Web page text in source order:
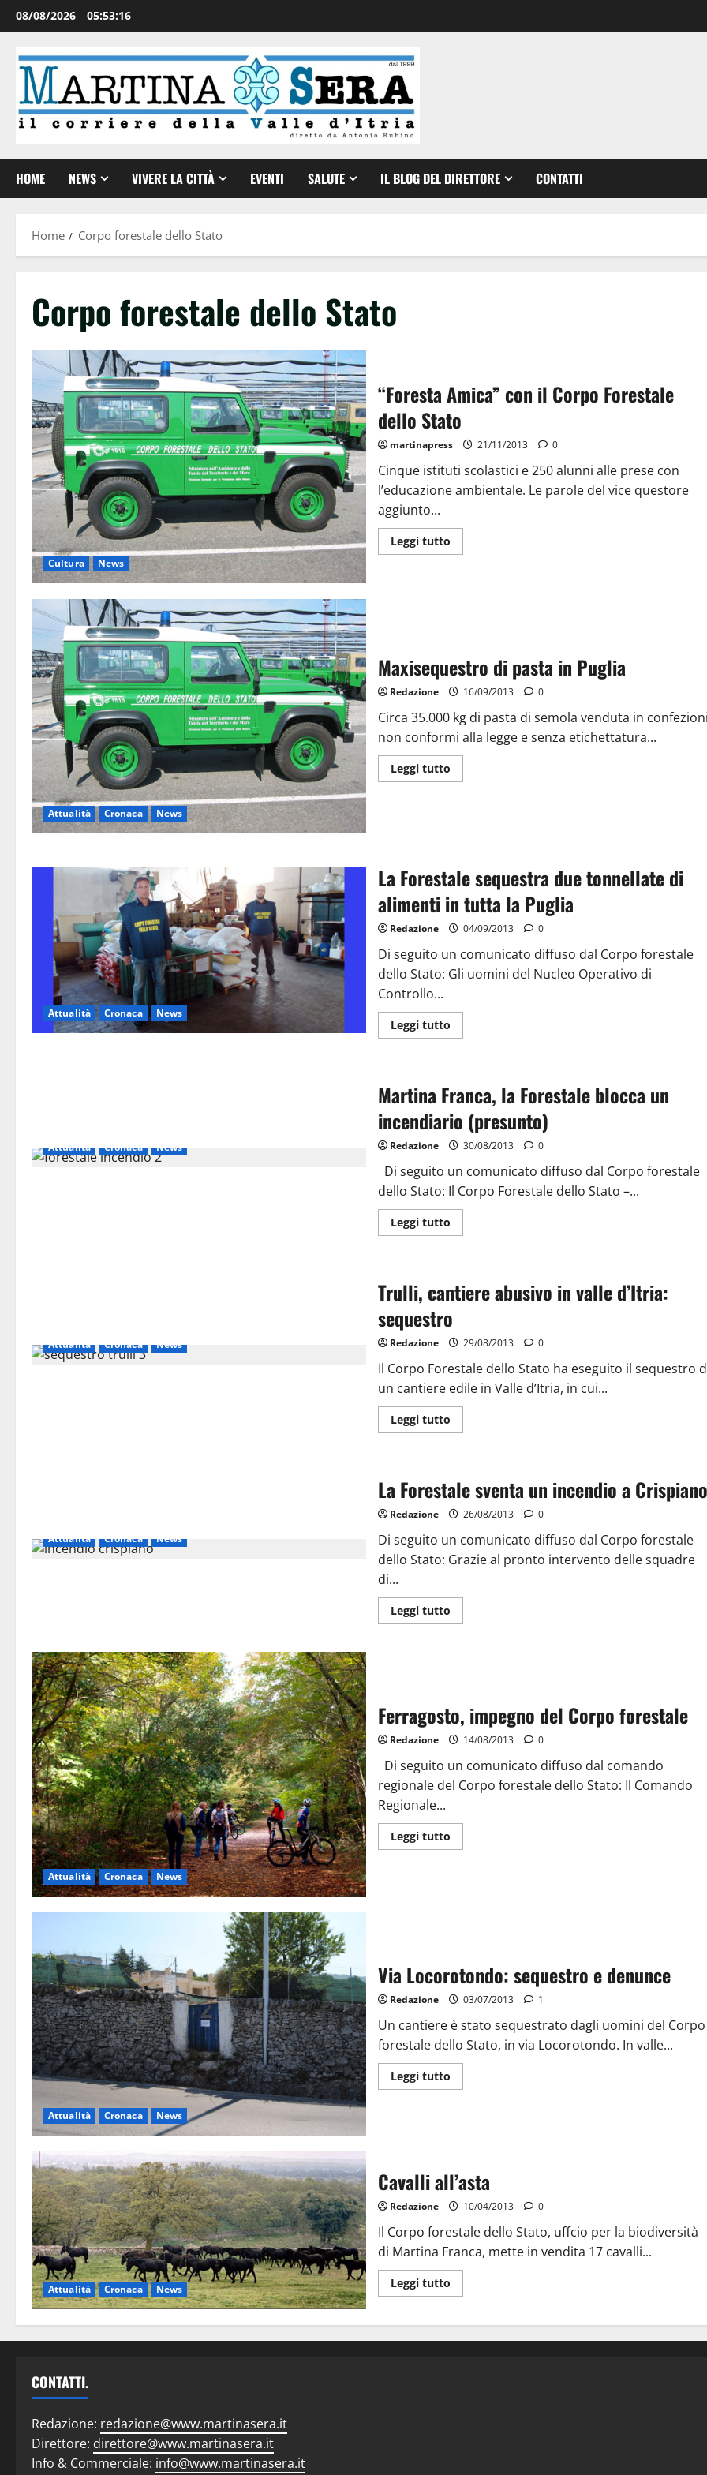
08/08/2026 05:53:16
HOME NEWS VIVERE LA CITTÀ EVENTI SALUTE IL BLOG DEL DIRETTORE CONTATTI
Home Corpo forestale dello Stato
Corpo forestale dello Stato
Cultura News
“Foresta Amica” con il Corpo Forestale
dello Stato
martinapress 21/11/2013 0
Cinque istituti scolastici e 250 alunni alle prese con
l’educazione ambientale. Le parole del vice questore
aggiunto...
Leggi tutto
Attualità Cronaca News
Maxisequestro di pasta in Puglia
Redazione 16/09/2013 0
Circa 35.000 kg di pasta di semola venduta in
non conformi alla legge e senza etichettatura...
Leggi tutto
Attualità Cronaca News
La Forestale sequestra due tonnellate di
alimenti in tutta la Puglia
Redazione 04/09/2013 0
Di seguito un comunicato diffuso dal Corpo forestale
dello Stato: Gli uomini del Nucleo Operativo di
Controllo...
Leggi tutto
Attualità Cronaca News
Martina Franca, la Forestale blocca un
incendiario (presunto)
Redazione 30/08/2013 0
Di seguito un comunicato diffuso dal Corpo forestale
dello Stato: Il Corpo Forestale dello Stato –...
Leggi tutto
Attualità Cronaca News
Trulli, cantiere abusivo in valle d’Itria:
sequestro
Redazione 29/08/2013 0
Il Corpo Forestale dello Stato ha eseguito il sequestro
un cantiere edile in Valle d’Itria, in cui...
Leggi tutto
Attualità Cronaca News
La Forestale sventa un incendio a Crispiano
Redazione 26/08/2013 0
Di seguito un comunicato diffuso dal Corpo forestale
dello Stato: Grazie al pronto intervento delle squadre
di...
Leggi tutto
Attualità Cronaca News
Ferragosto, impegno del Corpo forestale
Redazione 14/08/2013 0
Di seguito un comunicato diffuso dal comando
regionale del Corpo forestale dello Stato: Il Comando
Regionale...
Leggi tutto
Attualità Cronaca News
Via Locorotondo: sequestro e denunce
Redazione 03/07/2013 1
Un cantiere è stato sequestrato dagli uomini del Corpo
forestale dello Stato, in via Locorotondo. In valle...
Leggi tutto
Attualità Cronaca News
Cavalli all’asta
Redazione 10/04/2013 0
Il Corpo forestale dello Stato, uffcio per la biodiversità
di Martina Franca, mette in vendita 17 cavalli...
Leggi tutto
CONTATTI.
Redazione: redazione@www.martinasera.it
Direttore: direttore@www.martinasera.it
Info & Commerciale: info@www.martinasera.it